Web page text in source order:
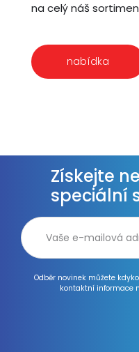
na celý náš
nabídka
Získejte
speciální
Odběr novinek můžete
kontaktní informace